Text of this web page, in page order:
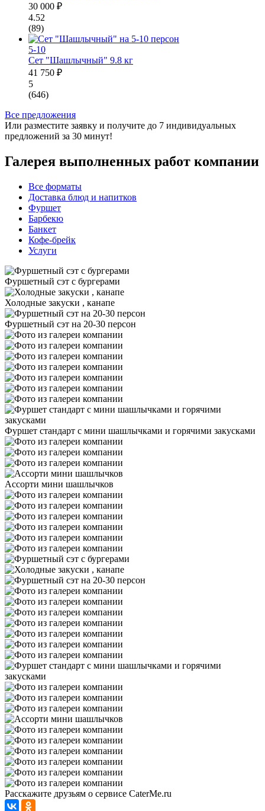
30 000 ₽
4.52
(89)
5-10
Сет "Шашлычный" 9.8 кг
41 750 ₽
5
(646)
Все предложения
Или разместите заявку и получите до 7 индивидуальных
предложений за 30 минут!
Галерея выполненных работ компании
Все форматы
Доставка блюд и напитков
Фуршет
Барбекю
Банкет
Кофе-брейк
Услуги
Фуршетный сэт с бургерами
Холодные закуски , канапе
Фуршетный сэт на 20-30 персон
Фуршет стандарт с мини шашлычками и горячими закусками
Ассорти мини шашлычков
Расскажите друзьям о сервисе CaterMe.ru